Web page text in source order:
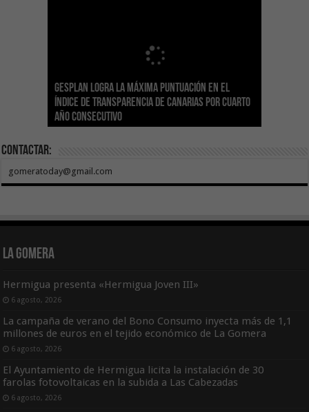
Gesplan logra la máxima puntuación en el
Índice de Transparencia de Canarias por cuarto
año consecutivo
El Gobierno canario concede ayudas del
POSEICAN-Pesca al sector por valor de 7,09 M€
tras aumentar las cuantías
Transición Ecológica coordina con Ashotel su
adhesión a la Red de Refugios Climáticos de
Canarias
Visocan incorpora 170 pisos a su parque de
vivienda protegida en régimen de alquiler
asequible de Tenerife
Sanidad refuerza la capacidad diagnóstica de
los centros de salud con el impulso de la
ecografía clínica
El Gobierno de Canarias convoca el Concurso de
Sal Marina Agrocanarias 2026
Contactar:
gomeratoday@gmail.com
La Gomera
Hermigua presenta «Hermigua Joven III»
6 agosto, 2026
La campaña de verano del Bono Consumo inyecta más de 1,1
millones de euros en el tejido económico de La Gomera
6 agosto, 2026
El Ayuntamiento de Hermigua licita la instalación de 30
farolas fotovoltaicas en la subida a Las Cabezadas
6 agosto, 2026